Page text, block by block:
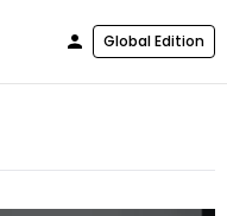
Global Edition